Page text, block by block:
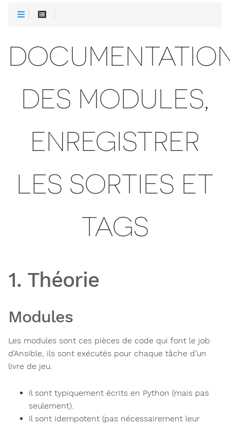
DES MODULES,
ENREGISTRER
LES SORTIES ET
TAGS
1. Théorie
Modules
Les modules sont ces pièces de code qui font le job
d’Ansible, ils sont exécutés pour chaque tâche d’un
livre de jeu.
Il sont typiquement écrits en Python (mais pas
seulement).
Il sont idempotent (pas nécessairement leur